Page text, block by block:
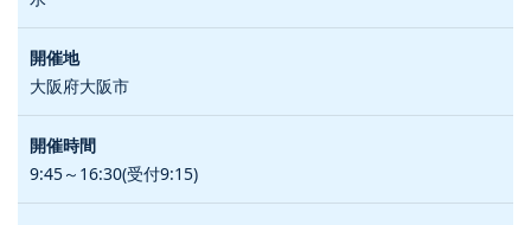
大阪府大阪市
9:45～16:30(受付9:15)